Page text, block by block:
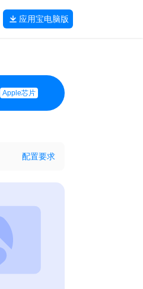
应用宝电脑版
Apple芯片
配置要求